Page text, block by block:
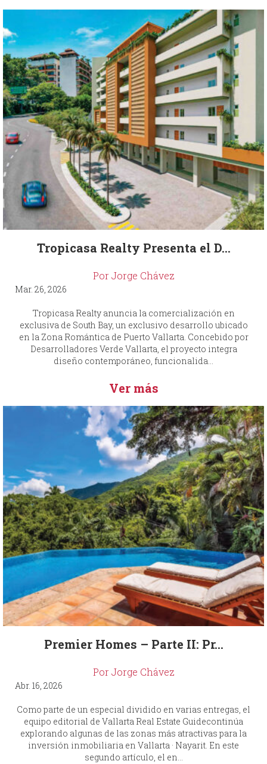
Tropicasa Realty Presenta el D...
Por Jorge Chávez
Mar. 26, 2026
Tropicasa Realty anuncia la comercialización en
exclusiva de South Bay, un exclusivo desarrollo ubicado
en la Zona Romántica de Puerto Vallarta. Concebido por
Desarrolladores Verde Vallarta, el proyecto integra
diseño contemporáneo, funcionalida...
Ver más
Premier Homes – Parte II: Pr...
Por Jorge Chávez
Abr. 16, 2026
Como parte de un especial dividido en varias entregas, el
equipo editorial de Vallarta Real Estate Guidecontinúa
explorando algunas de las zonas más atractivas para la
inversión inmobiliaria en Vallarta · Nayarit. En este
segundo artículo, el en...